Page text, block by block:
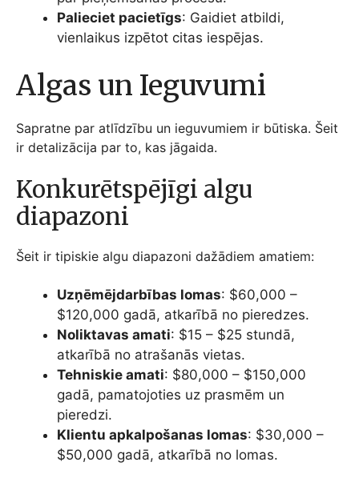
Palieciet pacietīgs: Gaidiet atbildi,
vienlaikus izpētot citas iespējas.
Algas un Ieguvumi
Sapratne par atlīdzību un ieguvumiem ir būtiska. Šeit
ir detalizācija par to, kas jāgaida.
Konkurētspējīgi algu
diapazoni
Šeit ir tipiskie algu diapazoni dažādiem amatiem:
Uzņēmējdarbības lomas: $60,000 –
$120,000 gadā, atkarībā no pieredzes.
Noliktavas amati: $15 – $25 stundā,
atkarībā no atrašanās vietas.
Tehniskie amati: $80,000 – $150,000
gadā, pamatojoties uz prasmēm un
pieredzi.
Klientu apkalpošanas lomas: $30,000 –
$50,000 gadā, atkarībā no lomas.